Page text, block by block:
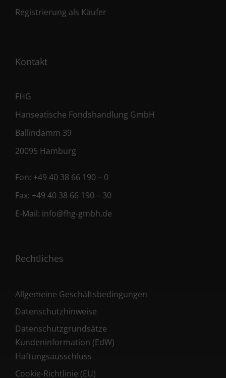
Registrierung als Käufer
Kontakt
FHG
Hanseatische Fondshandlung GmbH
Ballindamm 39
20095 Hamburg
Fon: +49 40 38 66 190 – 0
Fax: +49 40 38 66 190 – 30
E-Mail: info@fhg-gmbh.de
Rechtliches
Allgemeine Geschäftsbedingungen
Datenschutzhinweise
Datenschutzgrundsätze
Kundeninformation (EdW)
Haftungsausschluss
Cookie-Richtlinie (EU)